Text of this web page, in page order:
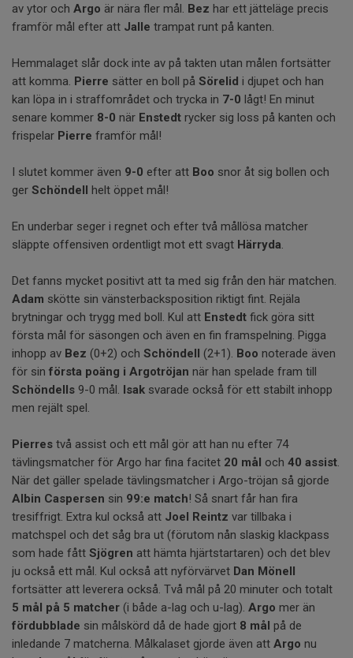
av ytor och Argo är nära fler mål. Bez har ett jätteläge precis
framför mål efter att Jalle trampat runt på kanten.
Hemmalaget slår dock inte av på takten utan målen fortsätter
att komma. Pierre sätter en boll på Sörelid i djupet och han
kan löpa in i straffområdet och trycka in 7-0 lågt! En minut
senare kommer 8-0 när Enstedt rycker sig loss på kanten och
frispelar Pierre framför mål!
I slutet kommer även 9-0 efter att Boo snor åt sig bollen och
ger Schöndell helt öppet mål!
En underbar seger i regnet och efter två mållösa matcher
släppte offensiven ordentligt mot ett svagt Härryda
Det fanns mycket positivt att ta med sig från den här matchen.
Adam skötte sin vänsterbacksposition riktigt fint. Rejäla
brytningar och trygg med boll. Kul att Enstedt fick göra sitt
första mål för säsongen och även en fin framspelning. Pigga
inhopp av Bez (0+2) och Schöndell (2+1). Boo noterade även
för sin första poäng i Argotröjan när han spelade fram till
Schöndells 9-0 mål. Isak svarade också för ett stabilt inhopp
men rejält spel.
Pierres två assist och ett mål gör att han nu efter 74
tävlingsmatcher för Argo har fina facitet 20 mål och 40 assist
När det gäller spelade tävlingsmatcher i Argo-tröjan så gjorde
Albin Caspersen sin 99:e match! Så snart får han fira
tresiffrigt. Extra kul också att Joel Reintz var tillbaka i
matchspel och det såg bra ut (förutom nån slaskig klackpass
som hade fått Sjögren att hämta hjärtstartaren) och det blev
ju också ett mål. Kul också att nyförvärvet Dan Mönell
fortsätter att leverera också. Två mål på 20 minuter och totalt
5 mål på 5 matcher (i både a-lag och u-lag). Argo mer än
fördubblade sin målskörd då de hade gjort 8 mål på de
inledande 7 matcherna. Målkalaset gjorde även att Argo nu